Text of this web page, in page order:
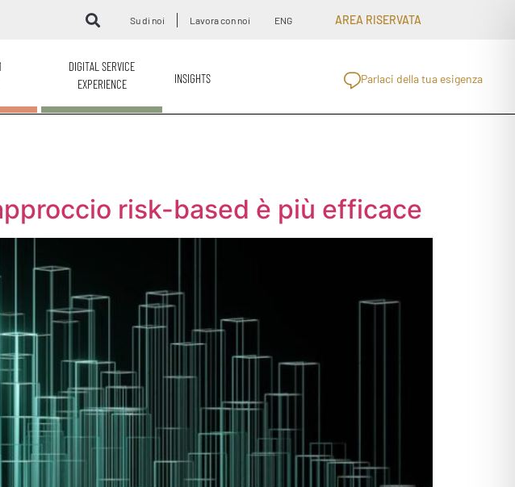
Su di noi Lavora con noi ENG AREA RISERVATA
DIGITAL SERVICE
EXPERIENCE
INSIGHTS Parlaci della tua esigenza
risk-based è più efficace